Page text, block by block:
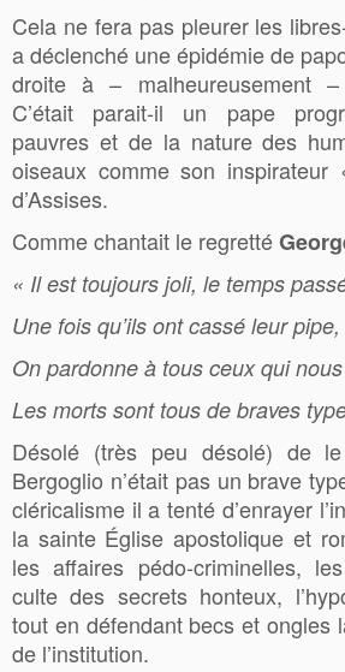
Cela ne fera pas pleurer les
a déclenché une épidémie de
droite à – malheureusement –
C’était parait-il un pape
pauvres et de la nature des
oiseaux comme son
d’Assises.
Comme chantait le regretté
« Il est toujours joli, le temps
Une fois qu’ils ont cassé leur pipe,
On pardonne à tous ceux qui
Les morts sont tous de braves
Désolé (très peu désolé) de
Bergoglio n’était pas un brave
cléricalisme il a tenté d’enrayer
la sainte Église apostolique et
les affaires pédo-criminelles,
culte des secrets honteux,
tout en défendant becs et ongles
de l’institution.